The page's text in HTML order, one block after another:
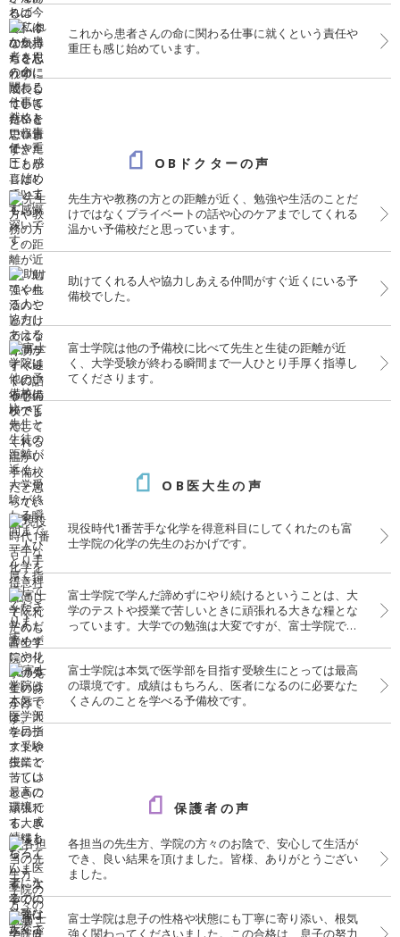
これから患者さんの命に関わる仕事に就くという責任や
重圧も感じ始めています。
OBドクターの声
先生方や教務の方との距離が近く、勉強や生活のことだ
けではなくプライベートの話や心のケアまでしてくれる
温かい予備校だと思っています。
助けてくれる人や協力しあえる仲間がすぐ近くにいる予
備校でした。
富士学院は他の予備校に比べて先生と生徒の距離が近
く、大学受験が終わる瞬間まで一人ひとり手厚く指導し
てくださります。
OB医大生の声
現役時代1番苦手な化学を得意科目にしてくれたのも富
士学院の化学の先生のおかげです。
富士学院で学んだ諦めずにやり続けるということは、大
学のテストや授業で苦しいときに頑張れる大きな糧とな
っています。大学での勉強は大変ですが、富士学院での
富士学院は本気で医学部を目指す受験生にとっては最高
の環境です。成績はもちろん、医者になるのに必要なた
くさんのことを学べる予備校です。
保護者の声
各担当の先生方、学院の方々のお陰で、安心して生活が
でき、良い結果を頂けました。皆様、ありがとうござい
ました。
富士学院は息子の性格や状態にも丁寧に寄り添い、根気
強く関わってくださいました。この合格は、息子の努力